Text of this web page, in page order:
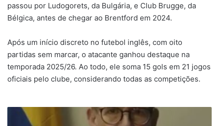
passou por Ludogorets, da Bulgária, e Club Brugge, da
Bélgica, antes de chegar ao Brentford em 2024.
Após um início discreto no futebol inglês, com oito
partidas sem marcar, o atacante ganhou destaque na
temporada 2025/26. Ao todo, ele soma 15 gols em 21 jogos
oficiais pelo clube, considerando todas as competições.
Opositor
Edmundo